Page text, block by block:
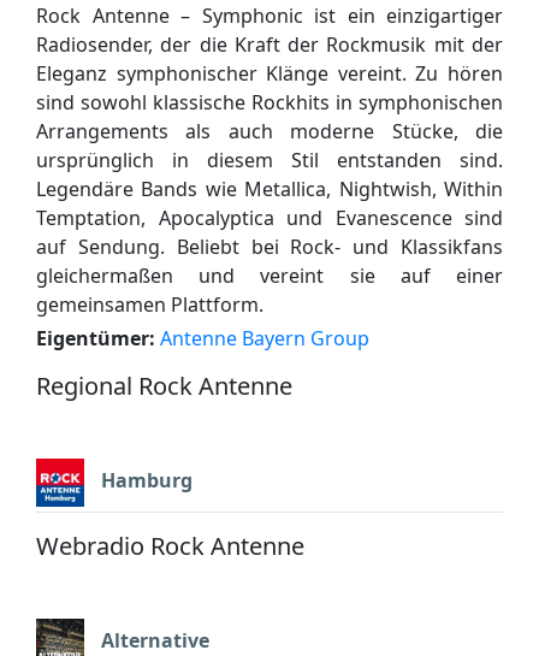
Rock Antenne – Symphonic ist ein einzigartiger
Radiosender, der die Kraft der Rockmusik mit der
Eleganz symphonischer Klänge vereint. Zu hören
sind sowohl klassische Rockhits in symphonischen
Arrangements als auch moderne Stücke, die
ursprünglich in diesem Stil entstanden sind.
Legendäre Bands wie Metallica, Nightwish, Within
Temptation, Apocalyptica und Evanescence sind
auf Sendung. Beliebt bei Rock- und Klassikfans
gleichermaßen und vereint sie auf einer
gemeinsamen Plattform.
Eigentümer: Antenne Bayern Group
Regional Rock Antenne
Hamburg
Webradio Rock Antenne
Alternative